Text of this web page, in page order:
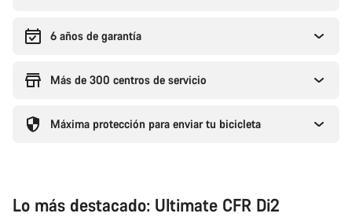
6 años de garantía
Más de 300 centros de servicio
Máxima protección para enviar tu bicicleta
Lo más destacado: Ultimate CFR Di2